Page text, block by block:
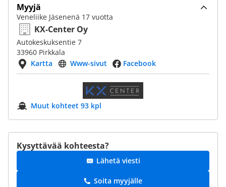
Myyjä
Veneliike Jäsenenä 17 vuotta
KX-Center Oy
Autokeskuksentie 7
33960 Pirkkala
Kartta
Www-sivut Facebook
Muut kohteet 93 kpl
Kysyttävää kohteesta?
Lähetä viesti
Soita myyjälle